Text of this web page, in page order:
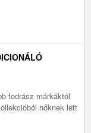
fodrász márkáktól
nőknek lett